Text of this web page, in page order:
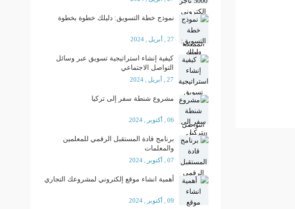
نموذج خطة التسويق: دليلك خطوة بخطوة
27 , أبريل , 2024
كيفية إنشاء استراتيجية تسويق عبر وسائل
التواصل الاجتماعي
27 , أبريل , 2024
مشروع شنطة سفر إلى تركيا
06 , أكتوبر , 2024
برنامج قادة المستقبل الرقمي للمعلمين
والمعلمات
07 , أكتوبر , 2024
أهمية انشاء موقع إلكتروني لمشروعك التجاري
09 , أكتوبر , 2024